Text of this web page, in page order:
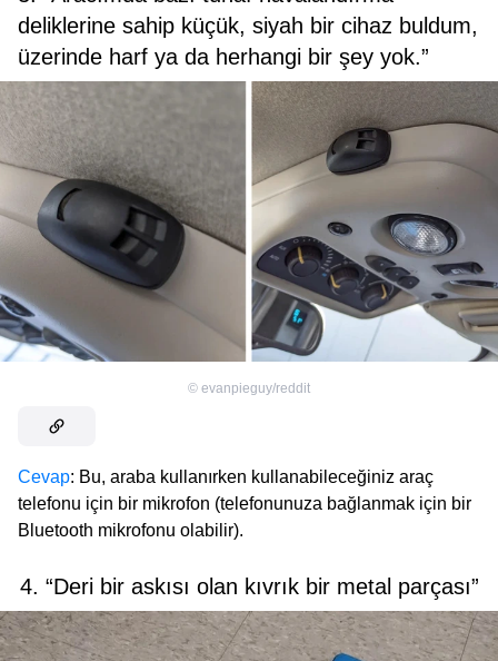
deliklerine sahip küçük, siyah bir cihaz buldum,
üzerinde harf ya da herhangi bir şey yok.”
© evanpieguy/reddit
Cevap: Bu, araba kullanırken kullanabileceğiniz araç
telefonu için bir mikrofon (telefonunuza bağlanmak için bir
Bluetooth mikrofonu olabilir).
4. “Deri bir askısı olan kıvrık bir metal parçası”